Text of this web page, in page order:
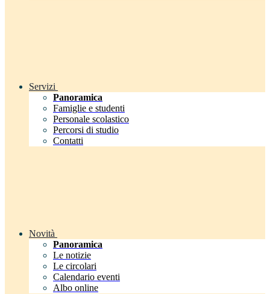
Servizi
Panoramica
Famiglie e studenti
Personale scolastico
Percorsi di studio
Contatti
Novità
Panoramica
Le notizie
Le circolari
Calendario eventi
Albo online